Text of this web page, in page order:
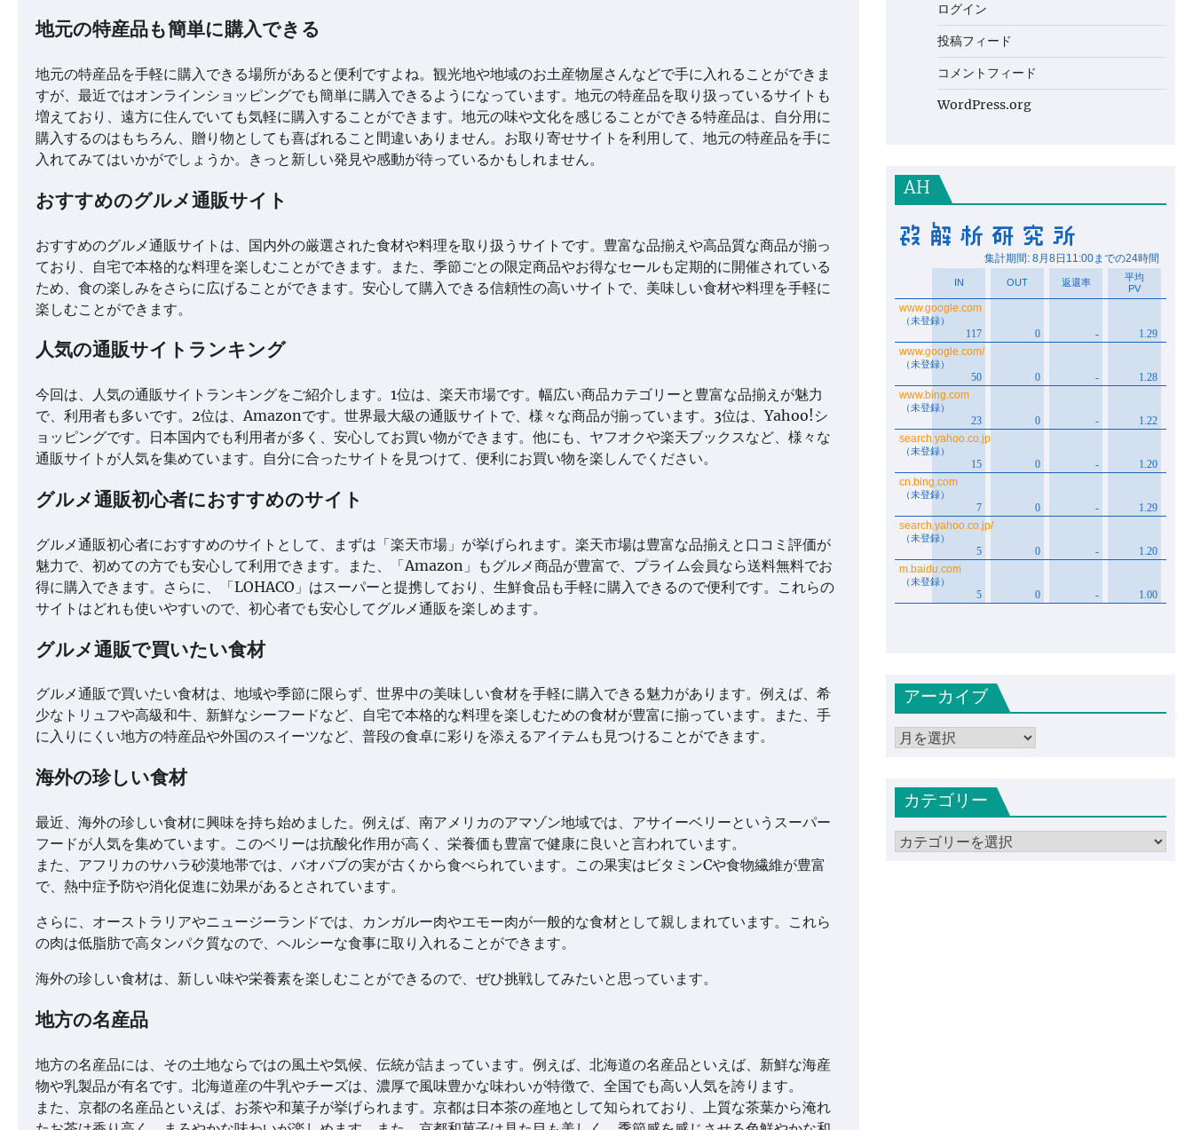
地元の特産品も簡単に購入できる
地元の特産品を手軽に購入できる場所があると便利ですよね。観光地や地域のお土産物屋さんなどで手に入れることができま
すが、最近ではオンラインショッピングでも簡単に購入できるようになっています。地元の特産品を取り扱っているサイトも
増えており、遠方に住んでいても気軽に購入することができます。地元の味や文化を感じることができる特産品は、自分用に
購入するのはもちろん、贈り物としても喜ばれること間違いありません。お取り寄せサイトを利用して、地元の特産品を手に
入れてみてはいかがでしょうか。きっと新しい発見や感動が待っているかもしれません。
おすすめのグルメ通販サイト
おすすめのグルメ通販サイトは、国内外の厳選された食材や料理を取り扱うサイトです。豊富な品揃えや高品質な商品が揃っ
ており、自宅で本格的な料理を楽しむことができます。また、季節ごとの限定商品やお得なセールも定期的に開催されている
ため、食の楽しみをさらに広げることができます。安心して購入できる信頼性の高いサイトで、美味しい食材や料理を手軽に
楽しむことができます。
人気の通販サイトランキング
今回は、人気の通販サイトランキングをご紹介します。1位は、楽天市場です。幅広い商品カテゴリーと豊富な品揃えが魅力
で、利用者も多いです。2位は、Amazonです。世界最大級の通販サイトで、様々な商品が揃っています。3位は、Yahoo!シ
ョッピングです。日本国内でも利用者が多く、安心してお買い物ができます。他にも、ヤフオクや楽天ブックスなど、様々な
通販サイトが人気を集めています。自分に合ったサイトを見つけて、便利にお買い物を楽しんでください。
グルメ通販初心者におすすめのサイト
グルメ通販初心者におすすめのサイトとして、まずは「楽天市場」が挙げられます。楽天市場は豊富な品揃えと口コミ評価が
魅力で、初めての方でも安心して利用できます。また、「Amazon」もグルメ商品が豊富で、プライム会員なら送料無料でお
得に購入できます。さらに、「LOHACO」はスーパーと提携しており、生鮮食品も手軽に購入できるので便利です。これらの
サイトはどれも使いやすいので、初心者でも安心してグルメ通販を楽しめます。
グルメ通販で買いたい食材
グルメ通販で買いたい食材は、地域や季節に限らず、世界中の美味しい食材を手軽に購入できる魅力があります。例えば、希
少なトリュフや高級和牛、新鮮なシーフードなど、自宅で本格的な料理を楽しむための食材が豊富に揃っています。また、手
に入りにくい地方の特産品や外国のスイーツなど、普段の食卓に彩りを添えるアイテムも見つけることができます。
海外の珍しい食材
最近、海外の珍しい食材に興味を持ち始めました。例えば、南アメリカのアマゾン地域では、アサイーベリーというスーパー
フードが人気を集めています。このベリーは抗酸化作用が高く、栄養価も豊富で健康に良いと言われています。
また、アフリカのサハラ砂漠地帯では、バオバブの実が古くから食べられています。この果実はビタミンCや食物繊維が豊富
で、熱中症予防や消化促進に効果があるとされています。
さらに、オーストラリアやニュージーランドでは、カンガルー肉やエモー肉が一般的な食材として親しまれています。これら
の肉は低脂肪で高タンパク質なので、ヘルシーな食事に取り入れることができます。
海外の珍しい食材は、新しい味や栄養素を楽しむことができるので、ぜひ挑戦してみたいと思っています。
地方の名産品
地方の名産品には、その土地ならではの風土や気候、伝統が詰まっています。例えば、北海道の名産品といえば、新鮮な海産
物や乳製品が有名です。北海道産の牛乳やチーズは、濃厚で風味豊かな味わいが特徴で、全国でも高い人気を誇ります。
また、京都の名産品といえば、お茶や和菓子が挙げられます。京都は日本茶の産地として知られており、上質な茶葉から淹れ
ログイン
投稿フィード
コメントフィード
WordPress.org
AH
アーカイブ
ア
イ
ブ
カテゴリー
カ